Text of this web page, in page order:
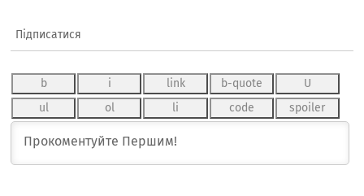
Підписатися